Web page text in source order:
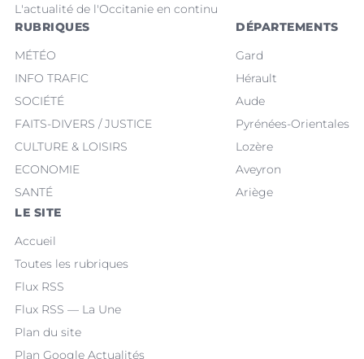
L'actualité de l'Occitanie en continu
RUBRIQUES
MÉTÉO
INFO TRAFIC
SOCIÉTÉ
FAITS-DIVERS / JUSTICE
CULTURE & LOISIRS
ECONOMIE
SANTÉ
DÉPARTEMENTS
Gard
Hérault
Aude
Pyrénées-Orientales
Lozère
Aveyron
Ariège
LE SITE
Accueil
Toutes les rubriques
Flux RSS
Flux RSS — La Une
Plan du site
Plan Google Actualités